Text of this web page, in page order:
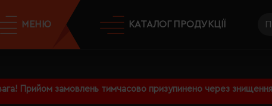
Прийом замовлень тимчасово призупинено через
МЕНЮ КАТАЛОГ ПРОДУКЦІЇ